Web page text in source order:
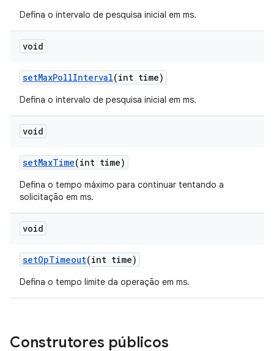
Defina o intervalo de pesquisa inicial em ms.
void
setMaxPollInterval(int time)
Defina o intervalo de pesquisa inicial em ms.
void
setMaxTime(int time)
Defina o tempo máximo para continuar tentando a
solicitação em ms.
void
setOpTimeout(int time)
Defina o tempo limite da operação em ms.
Construtores públicos